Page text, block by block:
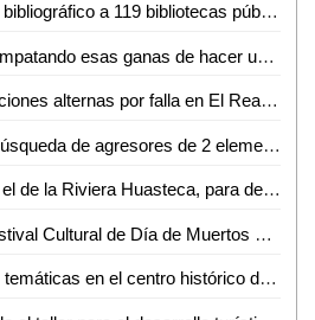
Entrega SEER material bibliográfico a 119 bibliotecas públicas
Que bueno que están empatando esas ganas de hacer un gran proyecto turístico: Lilia Lara
Buscará Interapas soluciones alternas por falla en El Realito
Realizan operativo de búsqueda de agresores de 2 elementos de PDI
Un proyecto excelente, el de la Riviera Huasteca, para detonar el turismo
Presentan el Primer Festival Cultural de Día de Muertos de Santa María del Río
Plantean generar calles temáticas en el centro histórico de SLP